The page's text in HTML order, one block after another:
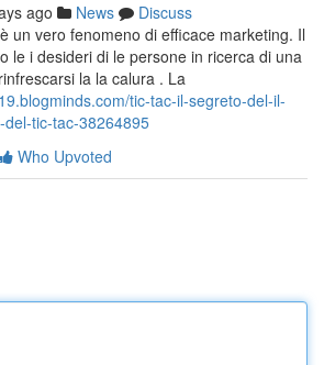
ago News
Discuss
un vero fenomeno di efficace marketing. Il
le i desideri di le persone in ricerca di una
la la calura . La
tic-tac-il-segreto-del-il-
tic-tac-38264895
Who Upvoted